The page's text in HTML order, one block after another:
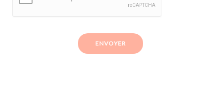
ENVOYER